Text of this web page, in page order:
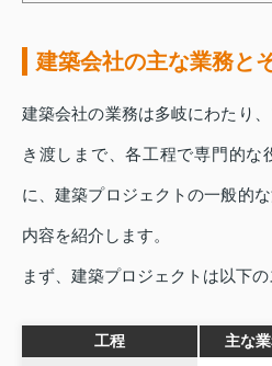
建築会社の主な業務と
建築会社の業務は多岐にわたり
き渡しまで、各工程で専門的な
に、建築プロジェクトの一般的
内容を紹介します。
まず、建築プロジェクトは以下の
工程 主な